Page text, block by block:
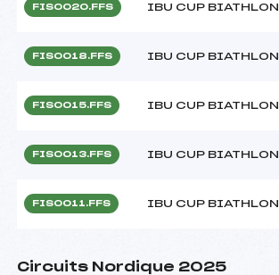
FIS0020.FFS IBU CUP BIATHLON
FIS0018.FFS IBU CUP BIATHLON
FIS0015.FFS IBU CUP BIATHLON
FIS0013.FFS IBU CUP BIATHLON
FIS0011.FFS IBU CUP BIATHLON
Circuits Nordique 2025